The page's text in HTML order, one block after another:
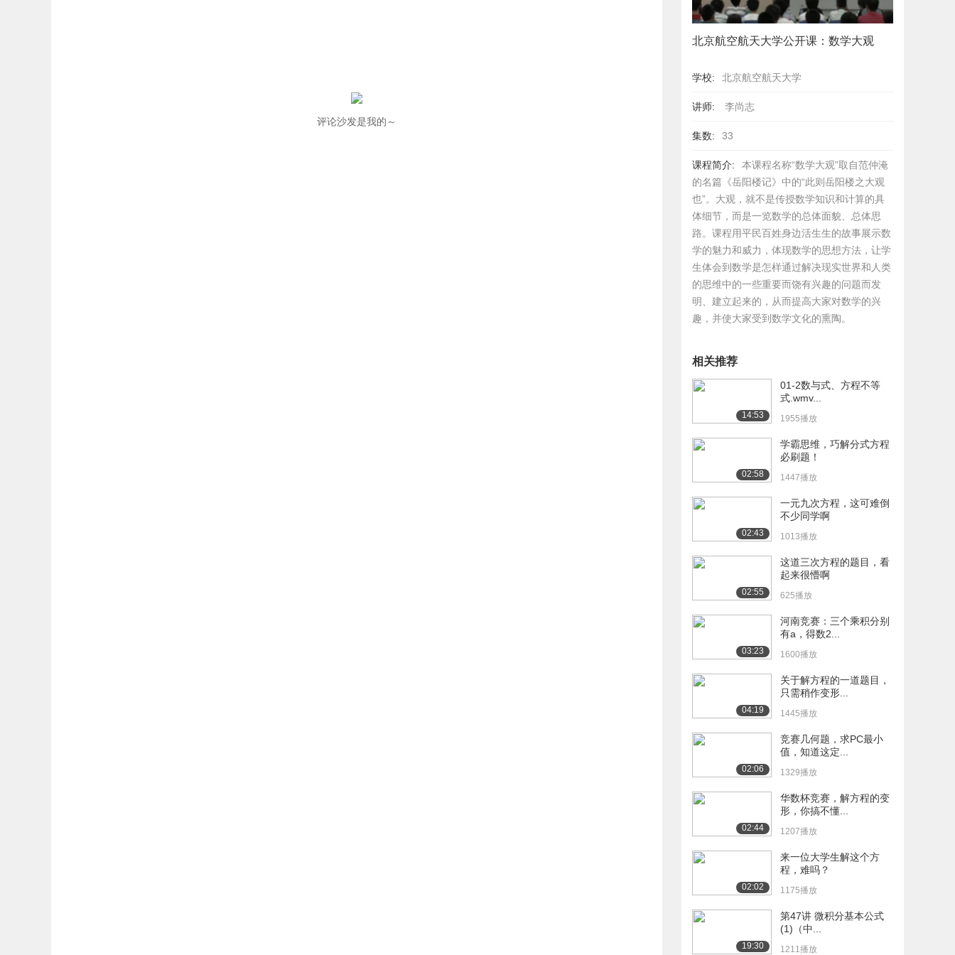
评论沙发是我的～
北京航空航天大学公开课：数学大观
学校: 北京航空航天大学
讲师: 李尚志
集数: 33
课程简介:
本课程名称“数学大观”取自范仲淹
的名篇《岳阳楼记》中的“此则岳阳楼之大观
也”。大观，就不是传授数学知识和计算的具
体细节，而是一览数学的总体面貌、总体思
路。课程用平民百姓身边活生生的故事展示数
学的魅力和威力，体现数学的思想方法，让学
生体会到数学是怎样通过解决现实世界和人类
的思维中的一些重要而饶有兴趣的问题而发
明、建立起来的，从而提高大家对数学的兴
趣，并使大家受到数学文化的熏陶。
相关推荐
14:53
01-2数与式、方程不等
式.wmv...
1955播放
02:58
学霸思维，巧解分式方程
必刷题！
1447播放
02:43
一元九次方程，这可难倒
不少同学啊
1013播放
02:55
这道三次方程的题目，看
起来很懵啊
625播放
03:23
河南竞赛：三个乘积分别
有a，得数2...
1600播放
04:19
关于解方程的一道题目，
只需稍作变形...
1445播放
02:06
竞赛几何题，求PC最小
值，知道这定...
1329播放
02:44
华数杯竞赛，解方程的变
形，你搞不懂...
1207播放
02:02
来一位大学生解这个方
程，难吗？
1175播放
19:30
第47讲 微积分基本公式
(1)（中...
1211播放